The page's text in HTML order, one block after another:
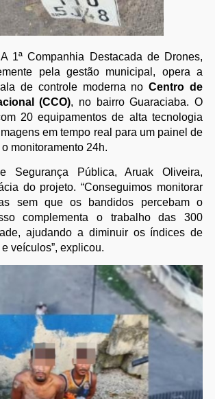
A 1ª Companhia Destacada de Drones,
pela gestão municipal, opera a
de controle moderna noCentro de
(CCO), no bairro Guaraciaba. O
20 equipamentos de alta tecnologia
em tempo real para um painel de
monitoramento 24h.
Segurança Pública, Aruak Oliveira,
do projeto. “Conseguimos monitorar
sem que os bandidos percebam o
complementa o trabalho das 300
ajudando a diminuir os índices de
veículos”, explicou.